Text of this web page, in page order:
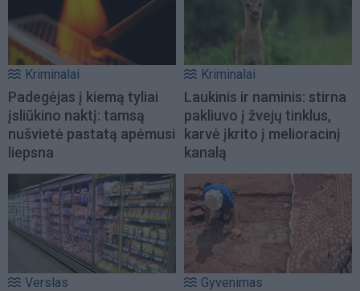
Kriminalai
Padegėjas į kiemą tyliai
įsliūkino naktį: tamsą
nušvietė pastatą apėmusi
liepsna
Kriminalai
Laukinis ir naminis: stirna
pakliuvo į žvejų tinklus,
karvė įkrito į melioracinį
kanalą
Verslas Gyvenimas